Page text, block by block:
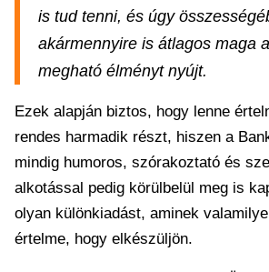
is tud tenni, és úgy
akármennyire is átlagos maga
megható élményt nyújt.
Ezek alapján biztos, hogy lenne
rendes harmadik részt, hiszen a
mindig humoros, szórakoztató és
alkotással pedig körülbelül meg is
olyan különkiadást, aminek
értelme, hogy elkészüljön.